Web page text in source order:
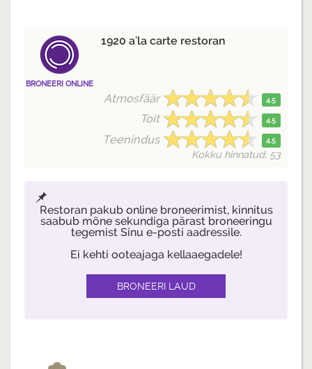
BRONEERI ONLINE
1920 a'la carte restoran
Atmosfäär 4.5
Toit 4.5
Teenindus 4.5
Kokku hinnatud: 53
Restoran pakub online broneerimist, kinnitus
saabub mõne sekundiga pärast broneeringu
tegemist Sinu e-posti aadressile.
Ei kehti ooteajaga kellaaegadele!